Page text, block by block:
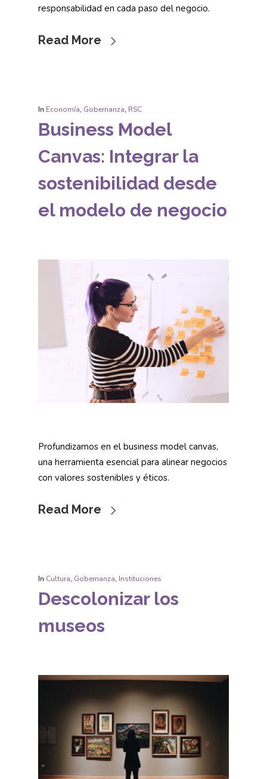
responsabilidad en cada paso del negocio.
Read More
In Economía, Gobernanza, RSC
Business Model
Canvas: Integrar la
sostenibilidad desde
el modelo de negocio
Profundizamos en el business model canvas,
una herramienta esencial para alinear negocios
con valores sostenibles y éticos.
Read More
In Cultura, Gobernanza, Instituciones
Descolonizar los
museos